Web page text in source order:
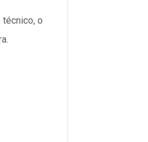
o